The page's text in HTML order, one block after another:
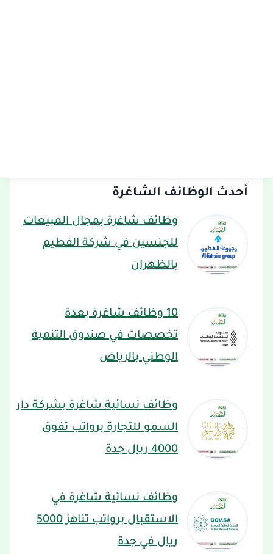
أحدث الوظائف الشاغرة
وظائف شاغرة بمجال المبيعات
للجنسين في شركة الفطيم
بالظهران
10 وظائف شاغرة بعدة
تخصصات في صندوق التنمية
الوطني بالرياض
وظائف نسائية شاغرة بشركة دار
السمو للتجارة برواتب تفوق
4000 ريال جدة
وظائف نسائية شاغرة في
الاستقبال برواتب تناهز 5000
ريال في جدة